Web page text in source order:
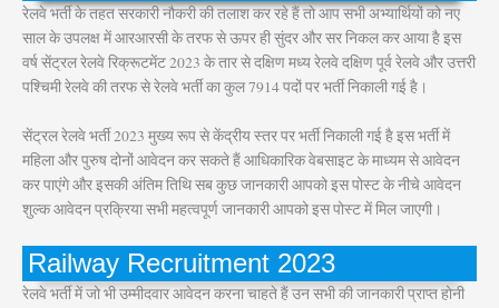
रेलवे भर्ती के तहत सरकारी नौकरी की तलाश कर रहे हैं तो आप सभी अभ्यार्थियों को नए
साल के उपलक्ष में आरआरसी के तरफ से ऊपर ही सुंदर और सर निकल कर आया है इस
वर्ष सेंट्रल रेलवे रिक्रूटमेंट 2023 के तार से दक्षिण मध्य रेलवे दक्षिण पूर्व रेलवे और उत्तरी
पश्चिमी रेलवे की तरफ से रेलवे भर्ती का कुल 7914 पदों पर भर्ती निकाली गई है।
सेंट्रल रेलवे भर्ती 2023 मुख्य रूप से केंद्रीय स्तर पर भर्ती निकाली गई है इस भर्ती में
महिला और पुरुष दोनों आवेदन कर सकते हैं आधिकारिक वेबसाइट के माध्यम से आवेदन
कर पाएंगे और इसकी अंतिम तिथि सब कुछ जानकारी आपको इस पोस्ट के नीचे आवेदन
शुल्क आवेदन प्रक्रिया सभी महत्वपूर्ण जानकारी आपको इस पोस्ट में मिल जाएगी।
Railway Recruitment 2023
रेलवे भर्ती में जो भी उम्मीदवार आवेदन करना चाहते हैं उन सभी की जानकारी प्राप्त होनी